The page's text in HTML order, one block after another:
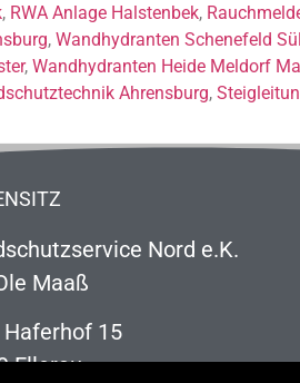
, RWA Anlage Halstenbek,
, Wandhydranten Schenefeld
, Wandhydranten Heide Meldorf
Ahrensburg,
Nord e.K.
Maaß
Haferhof 15
Ellerau